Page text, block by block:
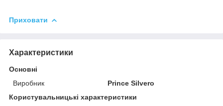
Приховати
Характеристики
Основні
Виробник
Prince Silvero
Користувальницькі характеристики